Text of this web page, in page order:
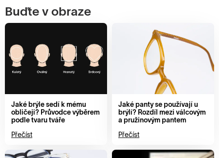
Buďte v obraze
Jaké brýle sedí k mému
obličeji? Průvodce výběrem
podle tvaru tváře
Přečíst
Jaké panty se používají u
brýlí? Rozdíl mezi válcovým
a pružinovým pantem
Přečíst